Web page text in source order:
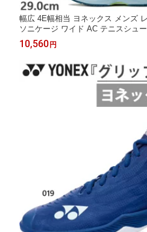
幅広 4E幅相当 ヨネックス メンズ
ソニケージ ワイド AC テニスシュ
ト グレー ネイビー シルバー 灰色
10,560 円